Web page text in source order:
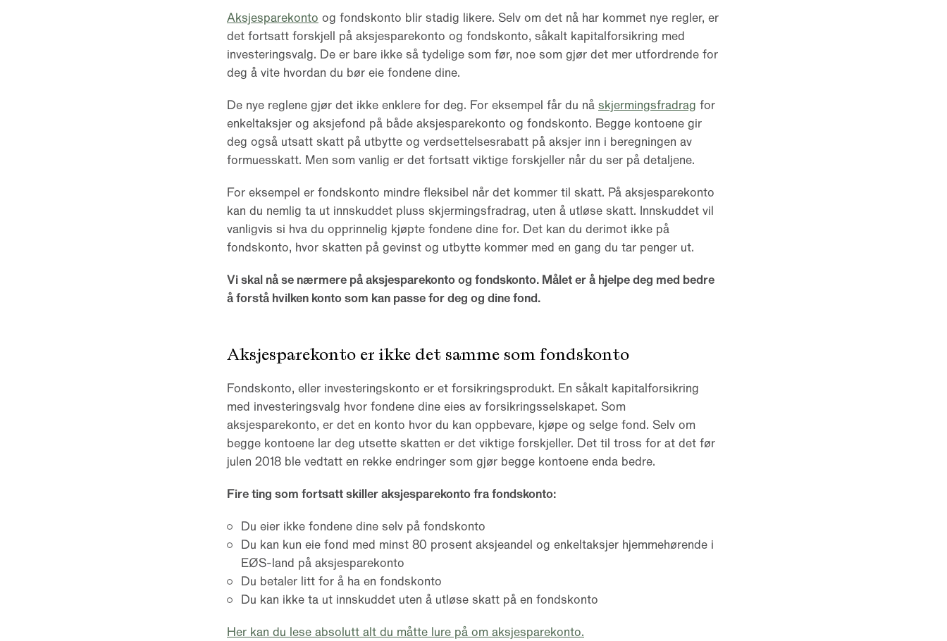
Aksjesparekonto og fondskonto blir stadig likere. Selv om det nå har kommet nye regler, er
det fortsatt forskjell på aksjesparekonto og fondskonto, såkalt kapitalforsikring med
investeringsvalg. De er bare ikke så tydelige som før, noe som gjør det mer utfordrende for
deg å vite hvordan du bør eie fondene dine.
De nye reglene gjør det ikke enklere for deg. For eksempel får du nå skjermingsfradrag for
enkeltaksjer og aksjefond på både aksjesparekonto og fondskonto. Begge kontoene gir
deg også utsatt skatt på utbytte og verdsettelsesrabatt på aksjer inn i beregningen av
formuesskatt. Men som vanlig er det fortsatt viktige forskjeller når du ser på detaljene.
For eksempel er fondskonto mindre fleksibel når det kommer til skatt. På aksjesparekonto
kan du nemlig ta ut innskuddet pluss skjermingsfradrag, uten å utløse skatt. Innskuddet vil
vanligvis si hva du opprinnelig kjøpte fondene dine for. Det kan du derimot ikke på
fondskonto, hvor skatten på gevinst og utbytte kommer med en gang du tar penger ut.
Vi skal nå se nærmere på aksjesparekonto og fondskonto. Målet er å hjelpe deg med bedre
å forstå hvilken konto som kan passe for deg og dine fond.
Aksjesparekonto er ikke det samme som fondskonto
Fondskonto, eller investeringskonto er et forsikringsprodukt. En såkalt kapitalforsikring
med investeringsvalg hvor fondene dine eies av forsikringsselskapet. Som
aksjesparekonto, er det en konto hvor du kan oppbevare, kjøpe og selge fond. Selv om
begge kontoene lar deg utsette skatten er det viktige forskjeller. Det til tross for at det før
julen 2018 ble vedtatt en rekke endringer som gjør begge kontoene enda bedre.
Fire ting som fortsatt skiller aksjesparekonto fra fondskonto:
Du eier ikke fondene dine selv på fondskonto
Du kan kun eie fond med minst 80 prosent aksjeandel og enkeltaksjer hjemmehørende i
EØS-land på aksjesparekonto
Du betaler litt for å ha en fondskonto
Du kan ikke ta ut innskuddet uten å utløse skatt på en fondskonto
Her kan du lese absolutt alt du måtte lure på om aksjesparekonto.